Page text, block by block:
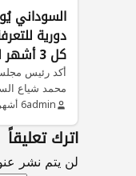
السوداني
دورية
كل 3
استقرار
أكد رئيس
محمد شياع
ترؤسه
الوزاري
admin6 أشهر مضت
اترك تعليقاً
لن يتم نشر